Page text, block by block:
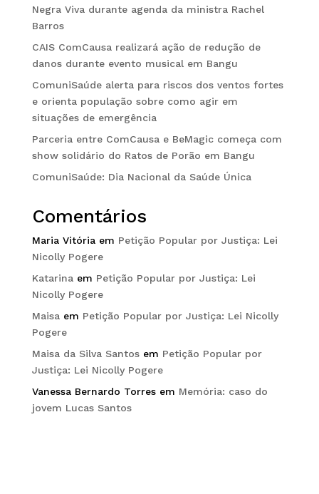
Negra Viva durante agenda da ministra Rachel
Barros
CAIS ComCausa realizará ação de redução de
danos durante evento musical em Bangu
ComuniSaúde alerta para riscos dos ventos fortes
e orienta população sobre como agir em
situações de emergência
Parceria entre ComCausa e BeMagic começa com
show solidário do Ratos de Porão em Bangu
ComuniSaúde: Dia Nacional da Saúde Única
Comentários
Maria Vitóriaem Petição Popular por Justiça: Lei
Nicolly Pogere
Katarinaem Petição Popular por Justiça: Lei
Nicolly Pogere
Maisaem Petição Popular por Justiça: Lei Nicolly
Pogere
Maisa da Silva Santosem Petição Popular por
Justiça: Lei Nicolly Pogere
Vanessa Bernardo Torresem Memória: caso do
jovem Lucas Santos